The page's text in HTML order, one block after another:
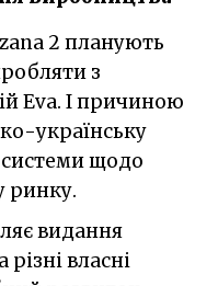
з
Eva. І причиною
українську
щодо
ринку.
видання
власні